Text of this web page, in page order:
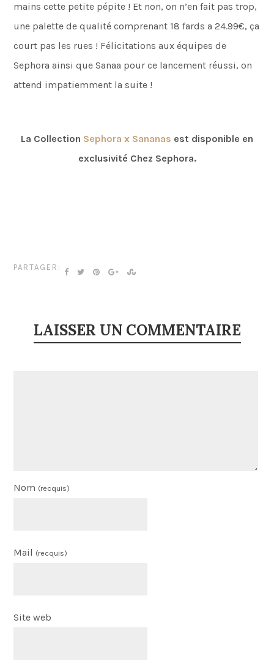
mains cette petite pépite ! Et non, on n’en fait pas trop,
une palette de qualité comprenant 18 fards a 24.99€, ça
court pas les rues ! Félicitations aux équipes de
Sephora ainsi que Sanaa pour ce lancement réussi, on
attend impatiemment la suite !
La Collection Sephora x Sananas est disponible en
exclusivité Chez Sephora.
PARTAGER:
LAISSER UN COMMENTAIRE
Nom (recquis)
Mail (recquis)
Site web